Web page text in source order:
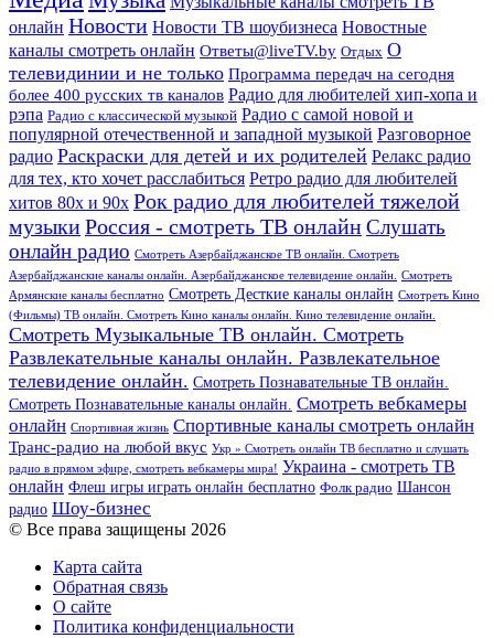
онлайн Новости Новости ТВ шоубизнеса Новостные
каналы смотреть онлайн Ответы@liveTV.by Отдых О
телевидинии и не только Программа передач на сегодня
более 400 русских тв каналов Радио для любителей хип-хопа и
рэпа Радио с классической музыкой Радио с самой новой и
популярной отечественной и западной музыкой Разговорное
радио Раскраски для детей и их родителей Релакс радио
для тех, кто хочет расслабиться Ретро радио для любителей
хитов 80х и 90х Рок радио для любителей тяжелой
музыкиРоссия - смотреть ТВ онлайнСлушать
онлайн радио Смотреть Азербайджанское ТВ онлайн. Смотреть
Азербайджанские каналы онлайн. Азербайджанское телевидение онлайн.
Смотреть
Армянские каналы бесплатно Смотреть Десткие каналы онлайн Смотреть Кино
(Фильмы) ТВ онлайн. Смотреть Кино каналы онлайн. Кино телевидение онлайн.
Смотреть Музыкальные ТВ онлайн. Смотреть
Развлекательные каналы онлайн. Развлекательное
телевидение онлайн. Смотреть Познавательные ТВ онлайн.
Смотреть Познавательные каналы онлайн. Смотреть вебкамеры
онлайн Спортивная жизнь Спортивные каналы смотреть онлайн
Транс-радио на любой вкус Укр » Смотреть онлайн ТВ бесплатно и слушать
радио в прямом эфире, смотреть вебкамеры мира! Украина - смотреть ТВ
онлайн Флеш игры играть онлайн бесплатно Фолк радио Шансон
радио Шоу-бизнес
© Все права защищены 2026
Карта сайта
Обратная связь
О сайте
Политика конфиденциальности